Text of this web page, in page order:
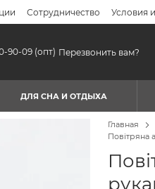
Сотрудничество Условия
90-09 (опт) Перезвонить вам?
ДЛЯ СНА И ОТДЫХА
Главная
Повітряна